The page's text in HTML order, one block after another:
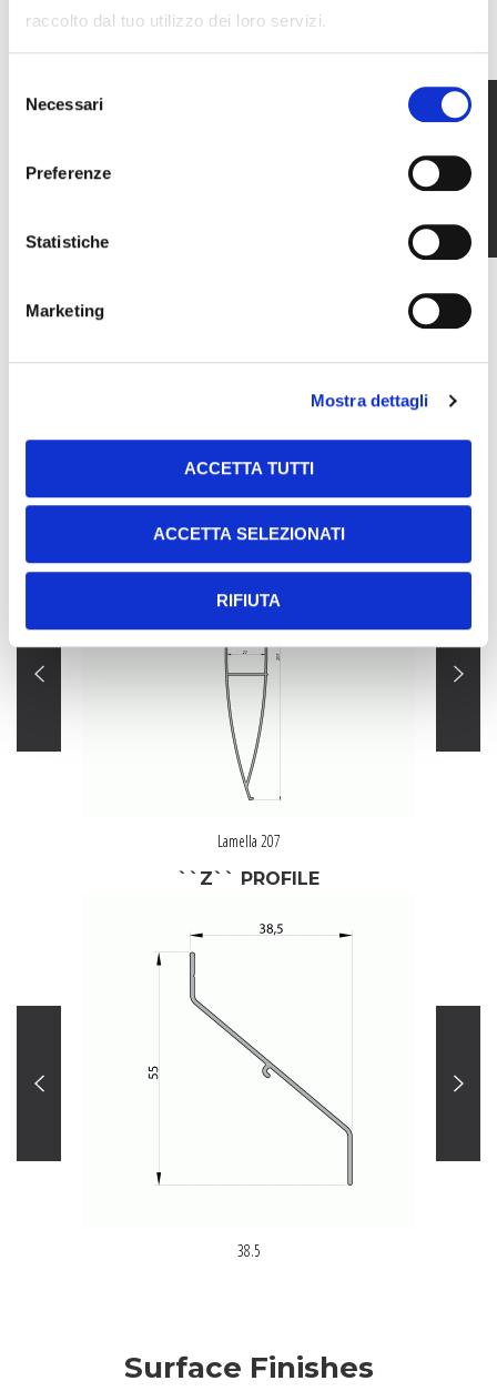
raccolto dal tuo utilizzo dei loro servizi.
delNecessari
Preferenze
Statistiche
Marketing
Mostra dettagli
ACCETTA TUTTI
ACCETTA SELEZIONATI
RIFIUTA
100
ADJUSTABLE OGIVE
Lamella 207
``Z`` PROFILE
38.5
Surface Finishes